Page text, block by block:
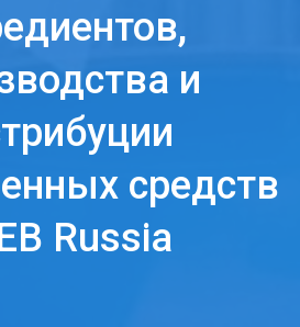
и
средств
Russia